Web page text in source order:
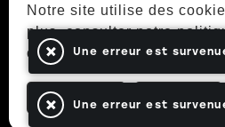
Politiques et
TOUS DROITS RÉSERVÉS
Notre site utilise des
plus, consulter notre
confidentialité. En savoir
Accepter Fermer
Une erreur est
Une erreur est